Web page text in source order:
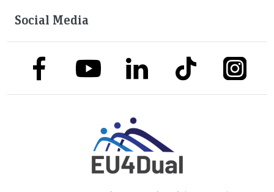
Social Media
link to facebooklink to youtubelink to linkedinlink to tiktok link to